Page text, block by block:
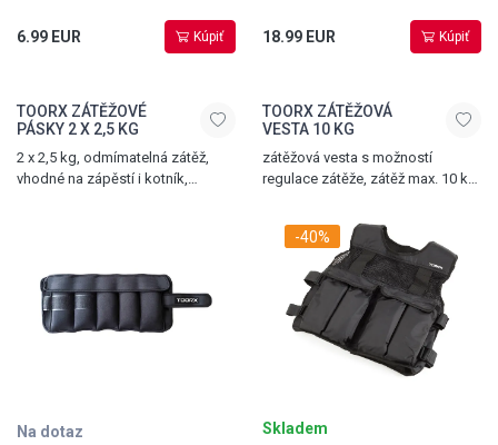
6.99 EUR Kúpiť 18.99 EUR Kúpiť
TOORX ZÁTĚŽOVÉ
PÁSKY 2 X 2,5 KG
2 x 2,5 kg, odmímatelná zátěž,
vhodné na zápěstí i kotník,
Na dotaz
TOORX ZÁTĚŽOVÁ
VESTA 10 KG
zátěžová vesta s možností
regulace zátěže, zátěž max. 10 kg,
na suchý zip pro úpravu velikosti
vesty -40%
Skladem